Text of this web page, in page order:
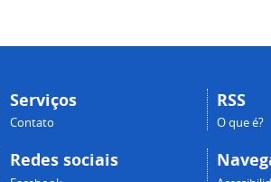
Serviços
Contato
Redes sociais
RSS
O que é?